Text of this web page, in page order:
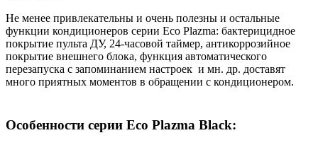
Не менее привлекательны и очень полезны и остальные
функции кондиционеров серии Eco Plazma: бактерицидное
покрытие пульта ДУ, 24-часовой таймер, антикоррозийное
покрытие внешнего блока, функция автоматического
перезапуска с запоминанием настроек и мн. др. доставят
много приятных моментов в обращении с кондиционером.
Особенности серии Eco Plazma Black: